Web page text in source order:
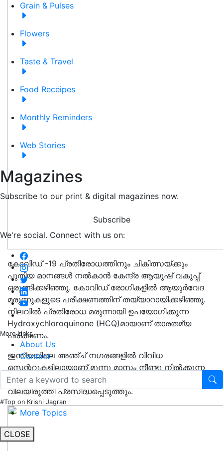
Grain & Pulses
Flowers
Taste & Travel
Food Receipes
Monthly Reminders
Web Stories
Magazines
Subscribe to our print & digital magazines now.
Subscribe
We're social. Connect with us on:
More Links
About Us
Contact
#Top on Krishi Jagran
More Topics
CLOSE
കോവിഡ് -19 പ്രതിരോധത്തിനും ചികിത്സയ്‍ക്കും
പുതിയ മാനങ്ങൾ നൽകാൻ കേന്ദ്ര ആയുഷ് വകുപ്പ്
ഒരുങ്ങിക്കഴിഞ്ഞു. കോവിഡ് രോഗികളിൽ ആയുർവേദ
മരുന്നുകളുടെ പരീക്ഷണത്തിന് തയ്യാറായിക്കഴിഞ്ഞു.
നിലവിൽ പ്രതിരോധ മരുന്നായി ഉപയോഗിക്കുന്ന
Hydroxychloroquinone (HCQ)മായാണ് താരതമ്യ
പരീക്ഷണം.
ഇന്ത്യയിലെ അഞ്ച് നഗരങ്ങളിൽ വിവിധ
സെന്ററുകളിലായാണ് മൂന്നു മാസം നീണ്ടു നിൽക്കുന്ന
പഠനം നടത്തുക. അതിന് ശേഷം ഗുണഫലങ്ങൾ
വിലയിരുത്തി പ്രസിദ്ധപ്പെടുത്തും.